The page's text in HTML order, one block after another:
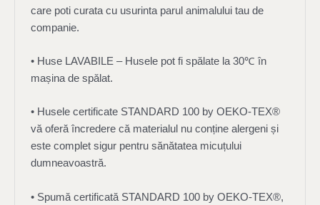
care poti curata cu usurinta parul animalului tau de
companie.
• Huse LAVABILE – Husele pot fi spălate la 30℃ în
mașina de spălat.
• Husele certificate STANDARD 100 by OEKO-TEX®
vă oferă încredere că materialul nu conține alergeni și
este complet sigur pentru sănătatea micuțului
dumneavoastră.
• Spumă certificată STANDARD 100 by OEKO-TEX®,